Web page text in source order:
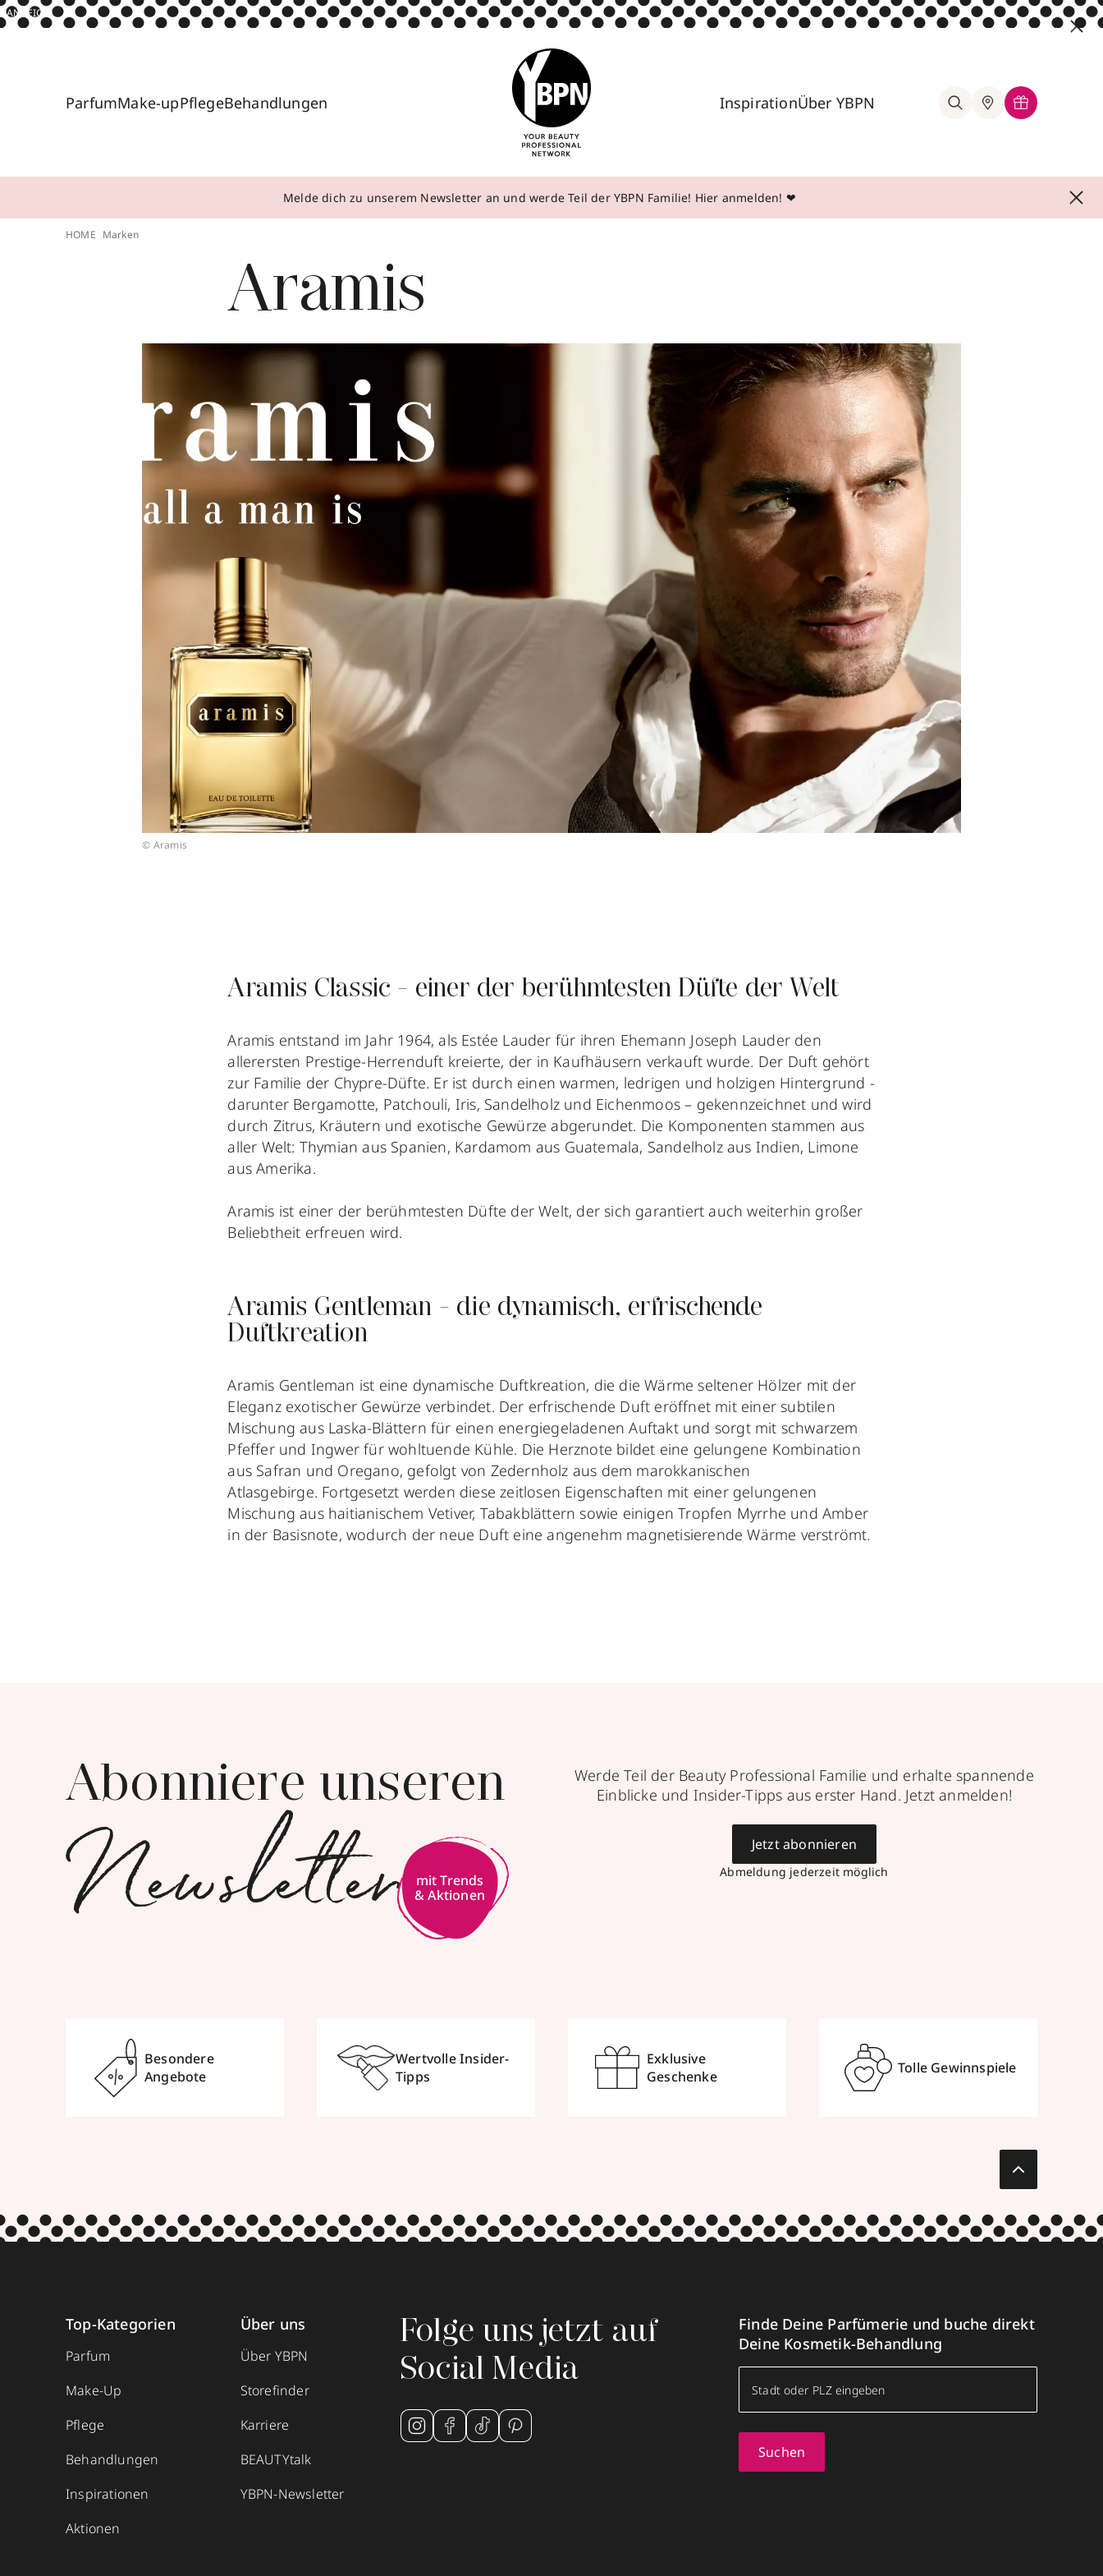
ANZEIGE
ParfumMake-upPflegeBehandlungen InspirationÜber YBPN
Melde dich zu unserem Newsletter an und werde Teil der YBPN Familie! Hier anmelden! ❤
HOME Marken
Aramis
© Aramis
Aramis Classic - einer der berühmtesten Düfte der Welt
Aramis entstand im Jahr 1964, als Estée Lauder für ihren Ehemann Joseph Lauder den
allerersten Prestige-Herrenduft kreierte, der in Kaufhäusern verkauft wurde. Der Duft gehört
zur Familie der Chypre-Düfte. Er ist durch einen warmen, ledrigen und holzigen Hintergrund -
darunter Bergamotte, Patchouli, Iris, Sandelholz und Eichenmoos – gekennzeichnet und wird
durch Zitrus, Kräutern und exotische Gewürze abgerundet. Die Komponenten stammen aus
aller Welt: Thymian aus Spanien, Kardamom aus Guatemala, Sandelholz aus Indien, Limone
aus Amerika.
Aramis ist einer der berühmtesten Düfte der Welt, der sich garantiert auch weiterhin großer
Beliebtheit erfreuen wird.
Aramis Gentleman - die dynamisch, erfrischende
Duftkreation
Aramis Gentleman ist eine dynamische Duftkreation, die die Wärme seltener Hölzer mit der
Eleganz exotischer Gewürze verbindet. Der erfrischende Duft eröffnet mit einer subtilen
Mischung aus Laska-Blättern für einen energiegeladenen Auftakt und sorgt mit schwarzem
Pfeffer und Ingwer für wohltuende Kühle. Die Herznote bildet eine gelungene Kombination
aus Safran und Oregano, gefolgt von Zedernholz aus dem marokkanischen
Atlasgebirge. Fortgesetzt werden diese zeitlosen Eigenschaften mit einer gelungenen
Mischung aus haitianischem Vetiver, Tabakblättern sowie einigen Tropfen Myrrhe und Amber
in der Basisnote, wodurch der neue Duft eine angenehm magnetisierende Wärme verströmt.
Abonniere unseren
Newsletter
Werde Teil der Beauty Professional Familie und erhalte spannende
Einblicke und Insider-Tipps aus erster Hand. Jetzt anmelden!
Abmeldung jederzeit möglich
Jetzt abonnieren
Besondere
Angebote
Wertvolle Insider-
Tipps
Exklusive
Geschenke
Tolle Gewinnspiele
Top-Kategorien
Parfum
Make-Up
Pflege
Behandlungen
Inspirationen
Aktionen
Über uns
Über YBPN
Storefinder
Karriere
BEAUTYtalk
YBPN-Newsletter
Folge uns jetzt auf
Social Media
Finde Deine Parfümerie und buche direkt
Deine Kosmetik-Behandlung
Suchen